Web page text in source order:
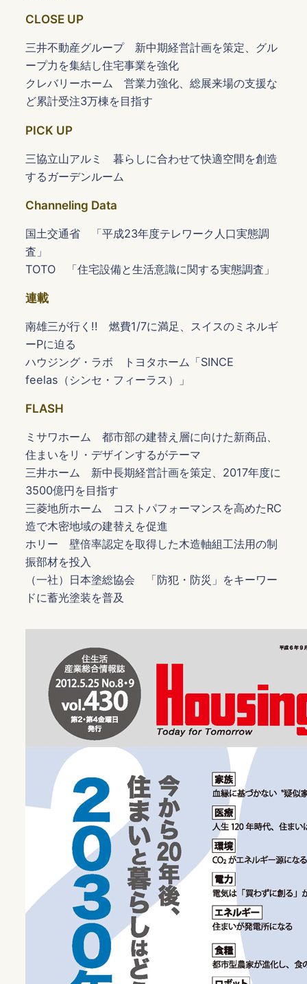
CLOSE UP
三井不動産グループ 新中期経営計画を策定、グル
ープ力を集結し住宅事業を強化
クレバリーホーム 営業力強化、総展来場の支援な
ど累計受注3万棟を目指す
PICK UP
三協立山アルミ 暮らしに合わせて快適空間を創造
するガーデンルーム
Channeling Data
国土交通省 「平成23年度テレワーク人口実態調
査」
TOTO 「住宅設備と生活意識に関する実態調査」
連載
南雄三が行く!! 燃費1/7に満足、スイスのミネルギ
ーPに迫る
ハウジング・ラボ トヨタホーム「SINCE
feelas（シンセ・フィーラス）」
FLASH
ミサワホーム 都市部の建替え層に向けた新商品、
住まいをリ・デザインするがテーマ
三井ホーム 新中長期経営計画を策定、2017年度に
3500億円を目指す
三菱地所ホーム コストパフォーマンスを高めたRC
造で木密地域の建替えを促進
ホリー 壁倍率認定を取得した木造軸組工法用の制
振部材を投入
（一社）日本塗総協会 「防犯・防災」をキーワー
ドに蓄光塗装を普及